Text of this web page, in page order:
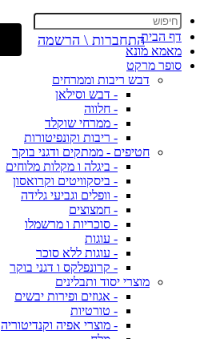
דף הבית
מאמא מונא
סופר מרקט
דבש ריבות וממרחים
- דבש וסילאן
- חלווה
- ממרחי שוקלד
- ריבות וקונפיטורות
חטיפים - ממתקים ודגני בוקר
- ביגלה ו מקלות מלוחים
- ביסקוויטים וקרואסון
- וופלים וגביעי גלידה
- חמצוצים
- סוכריות ו מרשמלו
- עוגות
- עוגות ללא סוכר
- קרונפלקס ו דגני בוקר
מוצרי יסוד ותבלינים
- אגוזים ופירות יבשים
- טורטיות
- מוצרי אפיה וקנדיטוריה
התחברות \ הרשמה